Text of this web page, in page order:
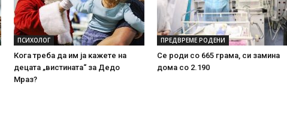
ПСИХОЛОГ
Кога треба да им ја кажете на
децата „вистината“ за Дедо
Мраз?
ПРЕДВРЕМЕ РОДЕНИ
Се роди со 665 грама, си замина
дома со 2.190